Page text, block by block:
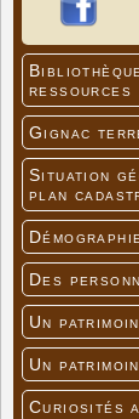
ressources
Gignac
Situation
plan
Des
Un
Un
Curiosités